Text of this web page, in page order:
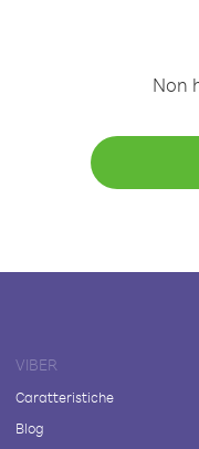
Non
VIBER
Caratteristiche
Blog